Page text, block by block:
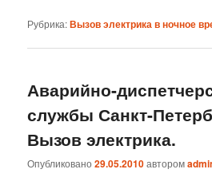
Рубрика:Вызов электрика в ночное
Аварийно-
службы Санкт-
Вызов электрика.
Опубликовано29.05.2010автором